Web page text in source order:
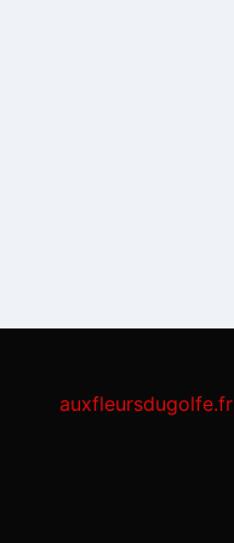
auxfleursdugolfe.fr